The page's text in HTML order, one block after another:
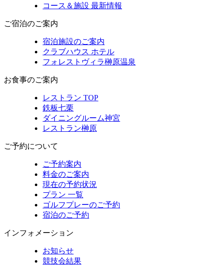
コース＆施設 最新情報
ご宿泊のご案内
宿泊施設のご案内
クラブハウス ホテル
フォレストヴィラ榊原温泉
お食事のご案内
レストラン TOP
鉄板七栗
ダイニングルーム神宮
レストラン榊原
ご予約について
ご予約案内
料金のご案内
現在の予約状況
プラン 一覧
ゴルフプレーのご予約
宿泊のご予約
インフォメーション
お知らせ
競技会結果